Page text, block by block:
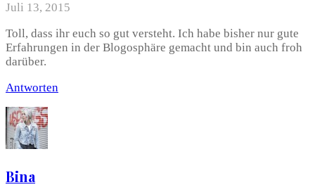
Juli 13, 2015
Toll, dass ihr euch so gut versteht. Ich habe bisher nur gute
Erfahrungen in der Blogosphäre gemacht und bin auch froh
darüber.
Antworten
Bina